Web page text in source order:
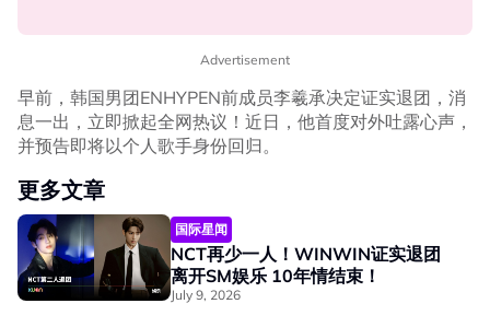
Advertisement
早前，韩国男团ENHYPEN前成员李羲承决定证实退团，消
息一出，立即掀起全网热议！近日，他首度对外吐露心声，
并预告即将以个人歌手身份回归。
更多文章
国际星闻
NCT再少一人！WINWIN证实退团
离开SM娱乐 10年情结束！
July 9, 2026